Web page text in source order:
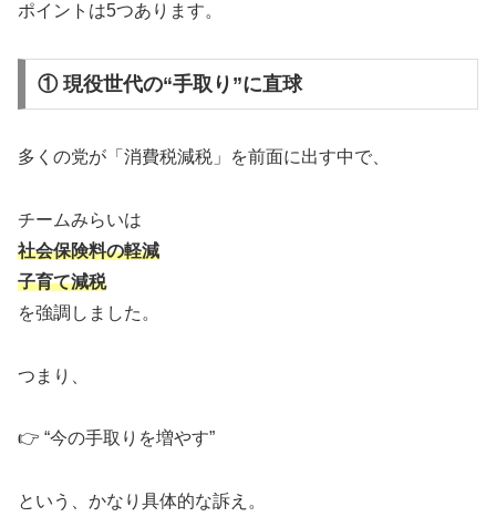
ポイントは5つあります。
① 現役世代の“手取り”に直球
多くの党が「消費税減税」を前面に出す中で、
チームみらいは
社会保険料の軽減
子育て減税
を強調しました。
つまり、
👉 “今の手取りを増やす”
という、かなり具体的な訴え。